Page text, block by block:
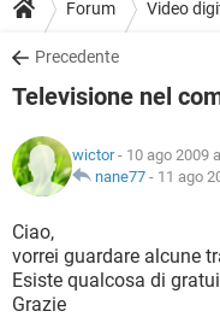
INTRATTENIMENTO
iOS
INSTAGRAM
TIKTOK
HARDWARE
COVID-19
INSTAGRAM
TIKTOK
HARDWARE
DOWNLOAD
COVID-19
INTRATTENIMENTO
iOS
INSTAGRAM
TIKTOK
HARDWARE
COVID-19
INTRATTENIMENTO
iOS
INSTAGRAM
GLOSSARIO
COVID-19
INTRATTENIMENTO
iOS
Forum Video
Precedente
Televisione nel
wictor- 10 ago 2009
nane77 - 11 ago
Ciao,
vorrei guardare alcune
Esiste qualcosa di
Grazie